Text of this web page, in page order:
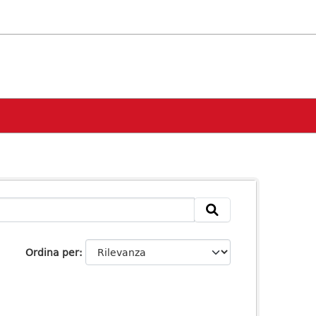
Ordina per